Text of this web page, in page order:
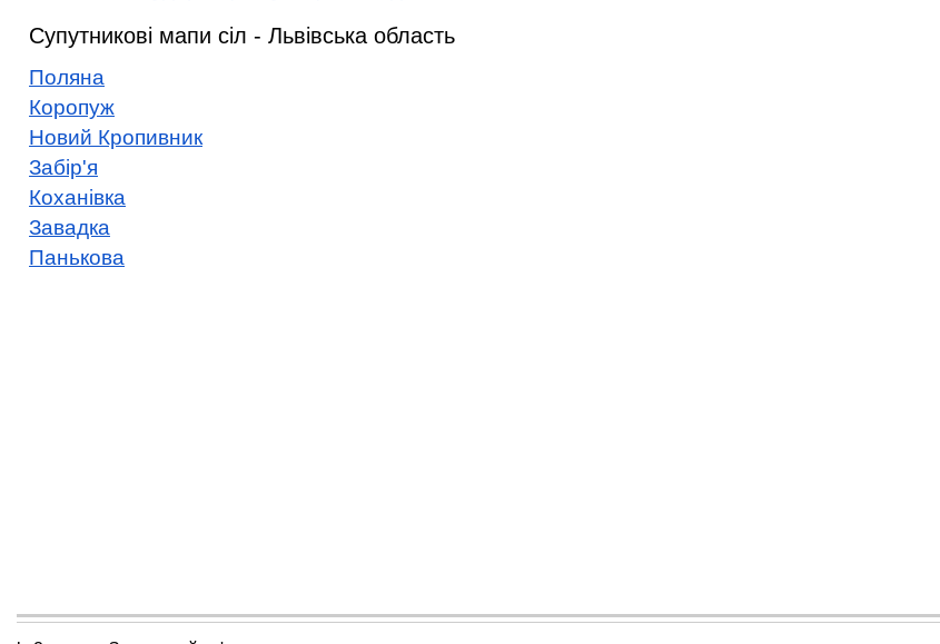
Супутникові мапи сіл - Львівська область
Поляна
Коропуж
Новий Кропивник
Забір'я
Коханівка
Завадка
Панькова